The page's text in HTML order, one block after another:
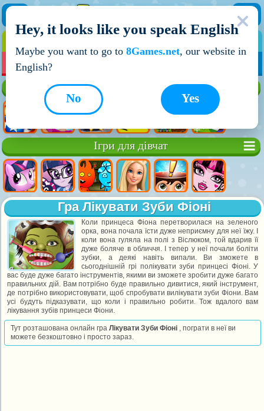
НОВІ ІГРИ
Ігри для дівчат
Гра Лікувати Зуби Фіоні
Коли принцеса Фіона перетворилася на зеленого
орка, вона почала їсти дуже неприємну для неї їжу. І
коли вона гуляла на полі з Віслюком, той вдарив її
дуже боляче в обличчя. І тепер у неї почали боліти
зубки, а деякі навіть випали. Ви зможете в
сьогоднішній грі полікувати зуби принцесі Фіоні. У
вас буде дуже багато інструментів, якими ви зможете зробити дуже багато
правильних дій. Вам потрібно буде правильно дивитися, який інструмент,
де потрібно використовувати, щоб спробувати вилікувати зуби Фіони. Вам
усі будуть підказувати, що коли і правильно робити. Тож вдалого вам
лікування зубів принцеси Фіони.
Тут розташована онлайн граЛікувати Зуби Фіоні , пограти в неї ви
можете безкоштовно і просто зараз.
Hey, it looks like you speak English
Maybe you want to go to 8Games.net, our website in
English?
Yes
No